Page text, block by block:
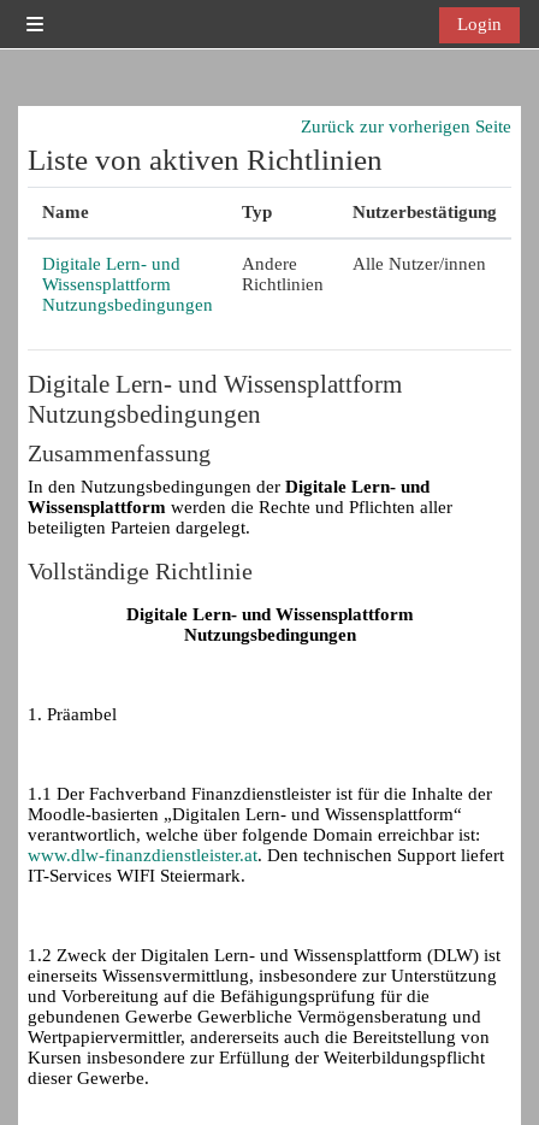
Login
Zurück zur vorherigen Seite
Liste von aktiven Richtlinien
Name Typ Nutzerbestätigung
Digitale Lern- und
Wissensplattform
Nutzungsbedingungen
Andere
Richtlinien
Alle Nutzer/innen
Digitale Lern- und Wissensplattform
Nutzungsbedingungen
Zusammenfassung
In den Nutzungsbedingungen der Digitale Lern- und
Wissensplattform werden die Rechte und Pflichten aller
beteiligten Parteien dargelegt.
Vollständige Richtlinie
Digitale Lern- und Wissensplattform
Nutzungsbedingungen
1. Präambel
1.1 Der Fachverband Finanzdienstleister ist für die Inhalte der
Moodle-basierten „Digitalen Lern- und Wissensplattform“
verantwortlich, welche über folgende Domain erreichbar ist:
www.dlw-finanzdienstleister.at. Den technischen Support liefert
IT-Services WIFI Steiermark.
1.2 Zweck der Digitalen Lern- und Wissensplattform (DLW) ist
einerseits Wissensvermittlung, insbesondere zur Unterstützung
und Vorbereitung auf die Befähigungsprüfung für die
gebundenen Gewerbe Gewerbliche Vermögensberatung und
Wertpapiervermittler, andererseits auch die Bereitstellung von
Kursen insbesondere zur Erfüllung der Weiterbildungspflicht
dieser Gewerbe.